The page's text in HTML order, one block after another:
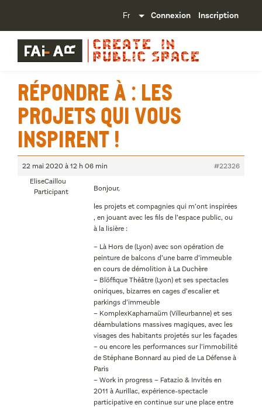
Connexion Inscription
Répondre à : Les
projets qui vous
inspirent !
22 mai 2020 à 12 h 06 min
#22326
EliseCaillou
Participant
Bonjour,
les projets et compagnies qui m’ont inspirées
, en jouant avec les fils de l’espace public, ou
à la lisière :
– Là Hors de (Lyon) avec son opération de
peinture de balcons d’une barre d’immeuble
en cours de démolition à La Duchère
– Blöffique Théâtre (Lyon) et ses spectacles
oniriques, bizarres en cages d’escalier et
parkings d’immeuble
– KomplexKapharnaüm (Villeurbanne) et ses
déambulations massives magiques, avec les
visages des habitants projetés sur les façades
– ou encore les performances sur l’immobilité
de Stéphane Bonnard au pied de La Défense à
Paris
– Work in progress – Fatazio & Invités en
2011 à Aurillac, expérience-spectacle
participative en continue sur une place entre